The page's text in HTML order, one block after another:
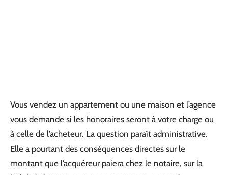
Vous vendez un appartement ou une maison et l’agence
vous demande si les honoraires seront à votre charge ou
à celle de l’acheteur. La question paraît administrative.
Elle a pourtant des conséquences directes sur le
montant que l’acquéreur paiera chez le notaire, sur la